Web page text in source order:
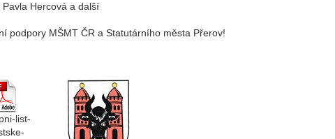
Hercová a další
podpory MŠMT ČR a Statutárního města Přerov!
list-